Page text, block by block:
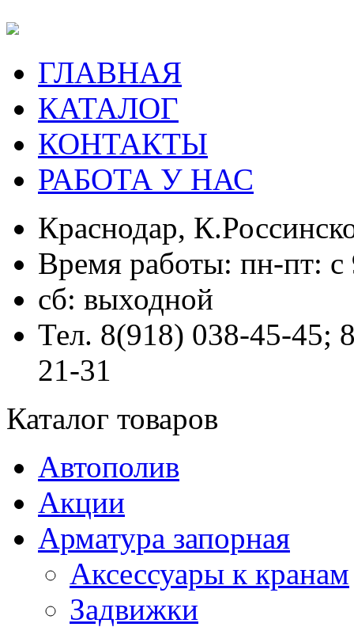
ГЛАВНАЯ
КАТАЛОГ
КОНТАКТЫ
РАБОТА У НАС
Краснодар,
Время работы: пн-пт:
сб: выходной
Тел. 8(918) 038-45-45;
21-31
Каталог товаров
Автополив
Акции
Арматура запорная
Аксессуары к кранам
Задвижки